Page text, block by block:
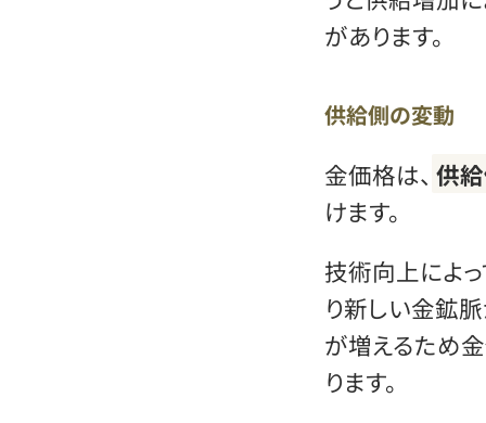
があります。
供給側の変動
金価格は、 供
けます。
技術向上によ
り新しい金鉱
が増えるため
ります。